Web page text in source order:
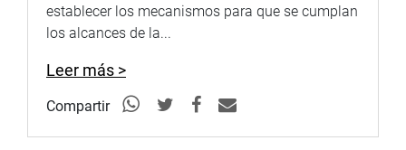
establecer los mecanismos para que se cumplan
los alcances de la...
Leer más >
Compartir